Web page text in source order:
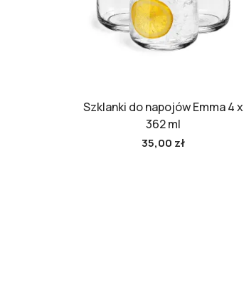
Szklanki do napojów Emma 4 x
362 ml
35,00 zł